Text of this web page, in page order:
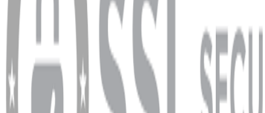
info@dukkanhifi.com
0850 441 40 44
info@dukkanhifi.com 0850 441 40 44
Çalışma Saatleri: Pazartesi - Cuma 09:30 - 19:30, Cumartesi 10:00 - 18:00